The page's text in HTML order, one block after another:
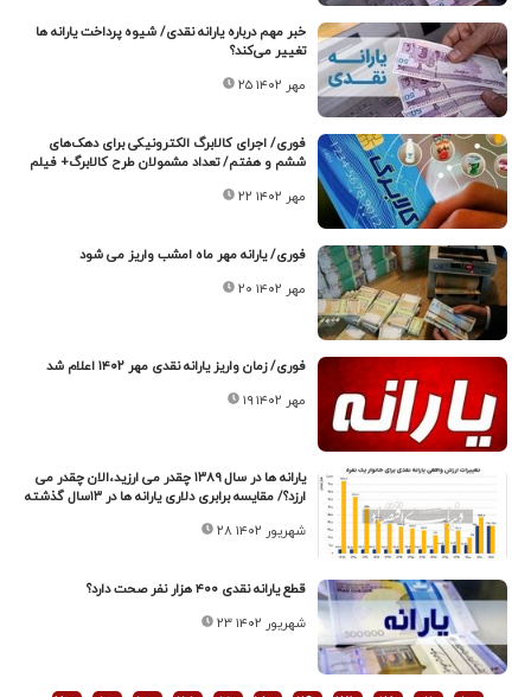
خبر مهم درباره یارانه نقدی/ شیوه پرداخت یارانه ها
تغییر می‌کند؟
۲۵ مهر ۱۴۰۲
فوری/ اجرای کالابرگ الکترونیکی برای دهک‌های
ششم و هفتم/ تعداد مشمولان طرح کالابرگ+ فیلم
۲۲ مهر ۱۴۰۲
فوری/ یارانه مهر ماه امشب واریز می شود
۲۰ مهر ۱۴۰۲
فوری/ زمان واریز یارانه نقدی مهر ۱۴۰۲ اعلام شد
۱۹ مهر ۱۴۰۲
یارانه ها در سال ۱۳۸۹ چقدر می ارزید،الان چقدر می
ارزد؟/ مقایسه برابری دلاری یارانه ها در ۱۳سال گذشته
۲۸ شهریور ۱۴۰۲
قطع یارانه نقدی ۴۰۰ هزار نفر صحت دارد؟
۲۳ شهریور ۱۴۰۲